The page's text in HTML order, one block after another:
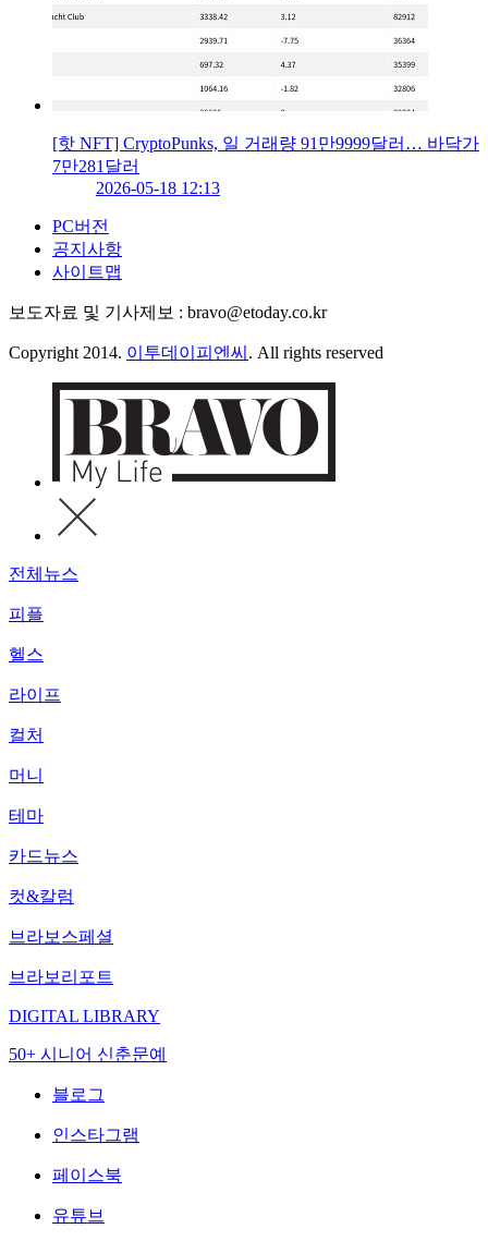
[핫 NFT] CryptoPunks, 일 거래량 91만9999달러… 바닥가
7만281달러
2026-05-18 12:13
PC버전
공지사항
사이트맵
보도자료 및 기사제보 : bravo@etoday.co.kr
Copyright 2014. 이투데이피엔씨 . All rights reserved
전체뉴스
피플
헬스
라이프
컬처
머니
테마
카드뉴스
컷&칼럼
브라보스페셜
브라보리포트
DIGITAL LIBRARY
50+ 시니어 신춘문예
블로그
인스타그램
페이스북
유튜브